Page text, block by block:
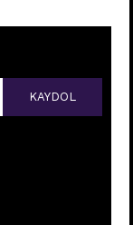
KAYDOL